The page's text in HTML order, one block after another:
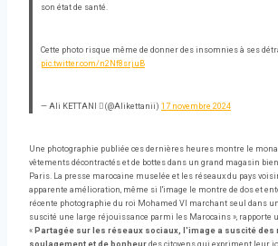
son état de santé.
Cette photo risque même de donner des insomnies à ses
pic.twitter.com/n2Nf8srjuB
— Ali KETTANI  (@Alikettanii) 17 novembre 2024
Une photographie publiée ces dernières heures montre le
vêtements décontractés et de bottes dans un grand magasin
Paris. La presse marocaine muselée et les réseaux du pays
apparente amélioration, même si l'image le montre de dos et
récente photographie du roi Mohamed VI marchant seul dans
suscité une large réjouissance parmi les Marocains », rapporte
« Partagée sur les réseaux sociaux, l'image a suscité des